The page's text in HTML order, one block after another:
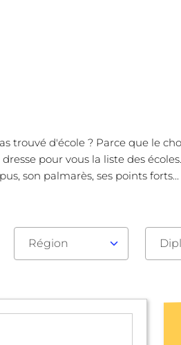
trouvé d'école ? Parce que le
pour vous la liste des
son palmarès, ses points
Région